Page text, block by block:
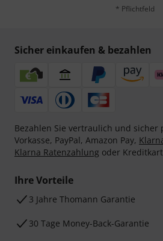
* Pflichtfeld
Sicher einkaufen & bezahlen
Bezahlen Sie vertraulich und sicher
Vorkasse, PayPal, Amazon Pay,
Klarna Ratenzahlung oder
Ihre Vorteile
3 Jahre Thomann Garantie
30 Tage Money-Back-Garantie